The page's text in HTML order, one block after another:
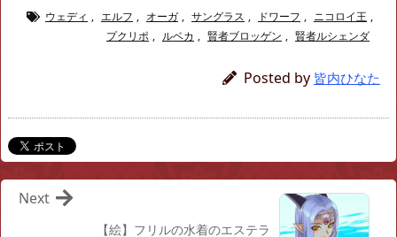
ウェディ , エルフ , オーガ , サングラス , ドワーフ , ニコロイ王 ,
プクリポ , ルベカ , 賢者ブロッゲン , 賢者ルシェンダ
Posted by 皆内ひなた
【絵】フリルの水着のエステラ
Next